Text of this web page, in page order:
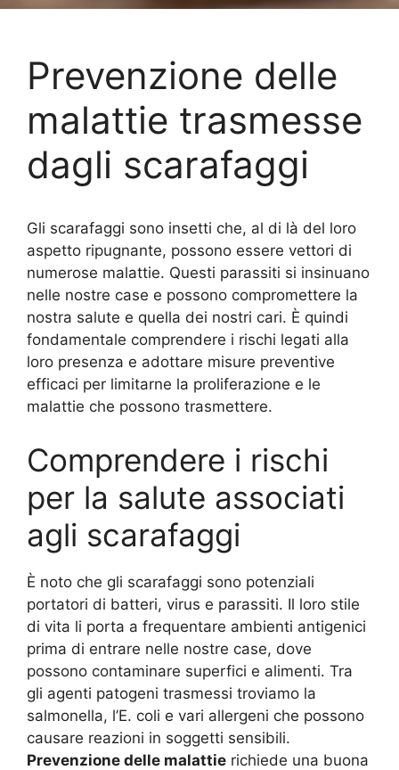
Prevenzione delle
malattie trasmesse
dagli scarafaggi
Gli scarafaggi sono insetti che, al di là del loro
aspetto ripugnante, possono essere vettori di
numerose malattie. Questi parassiti si insinuano
nelle nostre case e possono compromettere la
nostra salute e quella dei nostri cari. È quindi
fondamentale comprendere i rischi legati alla
loro presenza e adottare misure preventive
efficaci per limitarne la proliferazione e le
malattie che possono trasmettere.
Comprendere i rischi
per la salute associati
agli scarafaggi
È noto che gli scarafaggi sono potenziali
portatori di batteri, virus e parassiti. Il loro stile
di vita li porta a frequentare ambienti antigenici
prima di entrare nelle nostre case, dove
possono contaminare superfici e alimenti. Tra
gli agenti patogeni trasmessi troviamo la
salmonella, l’E. coli e vari allergeni che possono
causare reazioni in soggetti sensibili.
Prevenzione delle malattie richiede una buona